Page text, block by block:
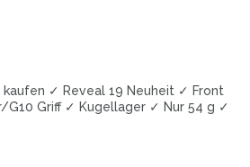
kaufen ✓ Reveal 19 Neuheit ✓ Front
G10 Griff ✓ Kugellager ✓ Nur 54 g ✓